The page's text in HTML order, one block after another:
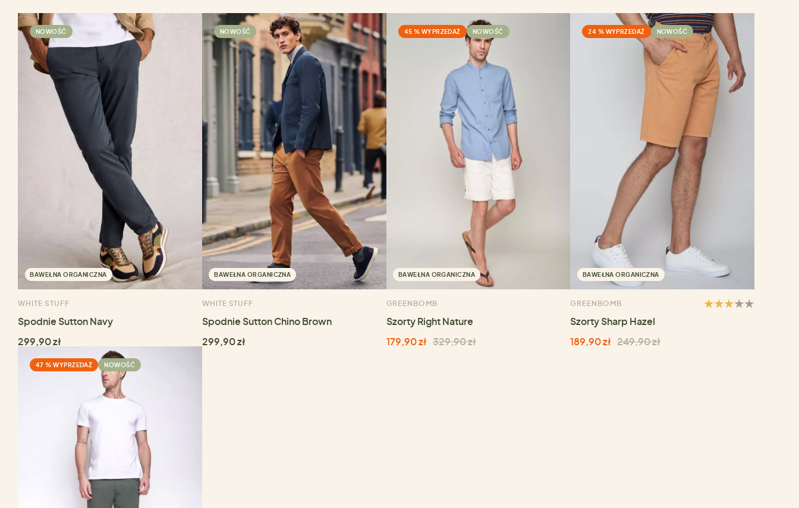
NOWOŚĆ
BAWEŁNA ORGANICZNA
WHITE STUFF
Spodnie Sutton Navy
299,90 zł
NOWOŚĆ
BAWEŁNA ORGANICZNA
WHITE STUFF
Spodnie Sutton Chino Brown
299,90 zł
45 % WYPRZEDAŻ NOWOŚĆ
BAWEŁNA ORGANICZNA
GREENBOMB
Szorty Right Nature
179,90 zł 329,90 zł
24 % WYPRZEDAŻ NOWOŚĆ
BAWEŁNA ORGANICZNA
GREENBOMB
Szorty Sharp Hazel
189,90 zł 249,90 zł
47 % WYPRZEDAŻ NOWOŚĆ